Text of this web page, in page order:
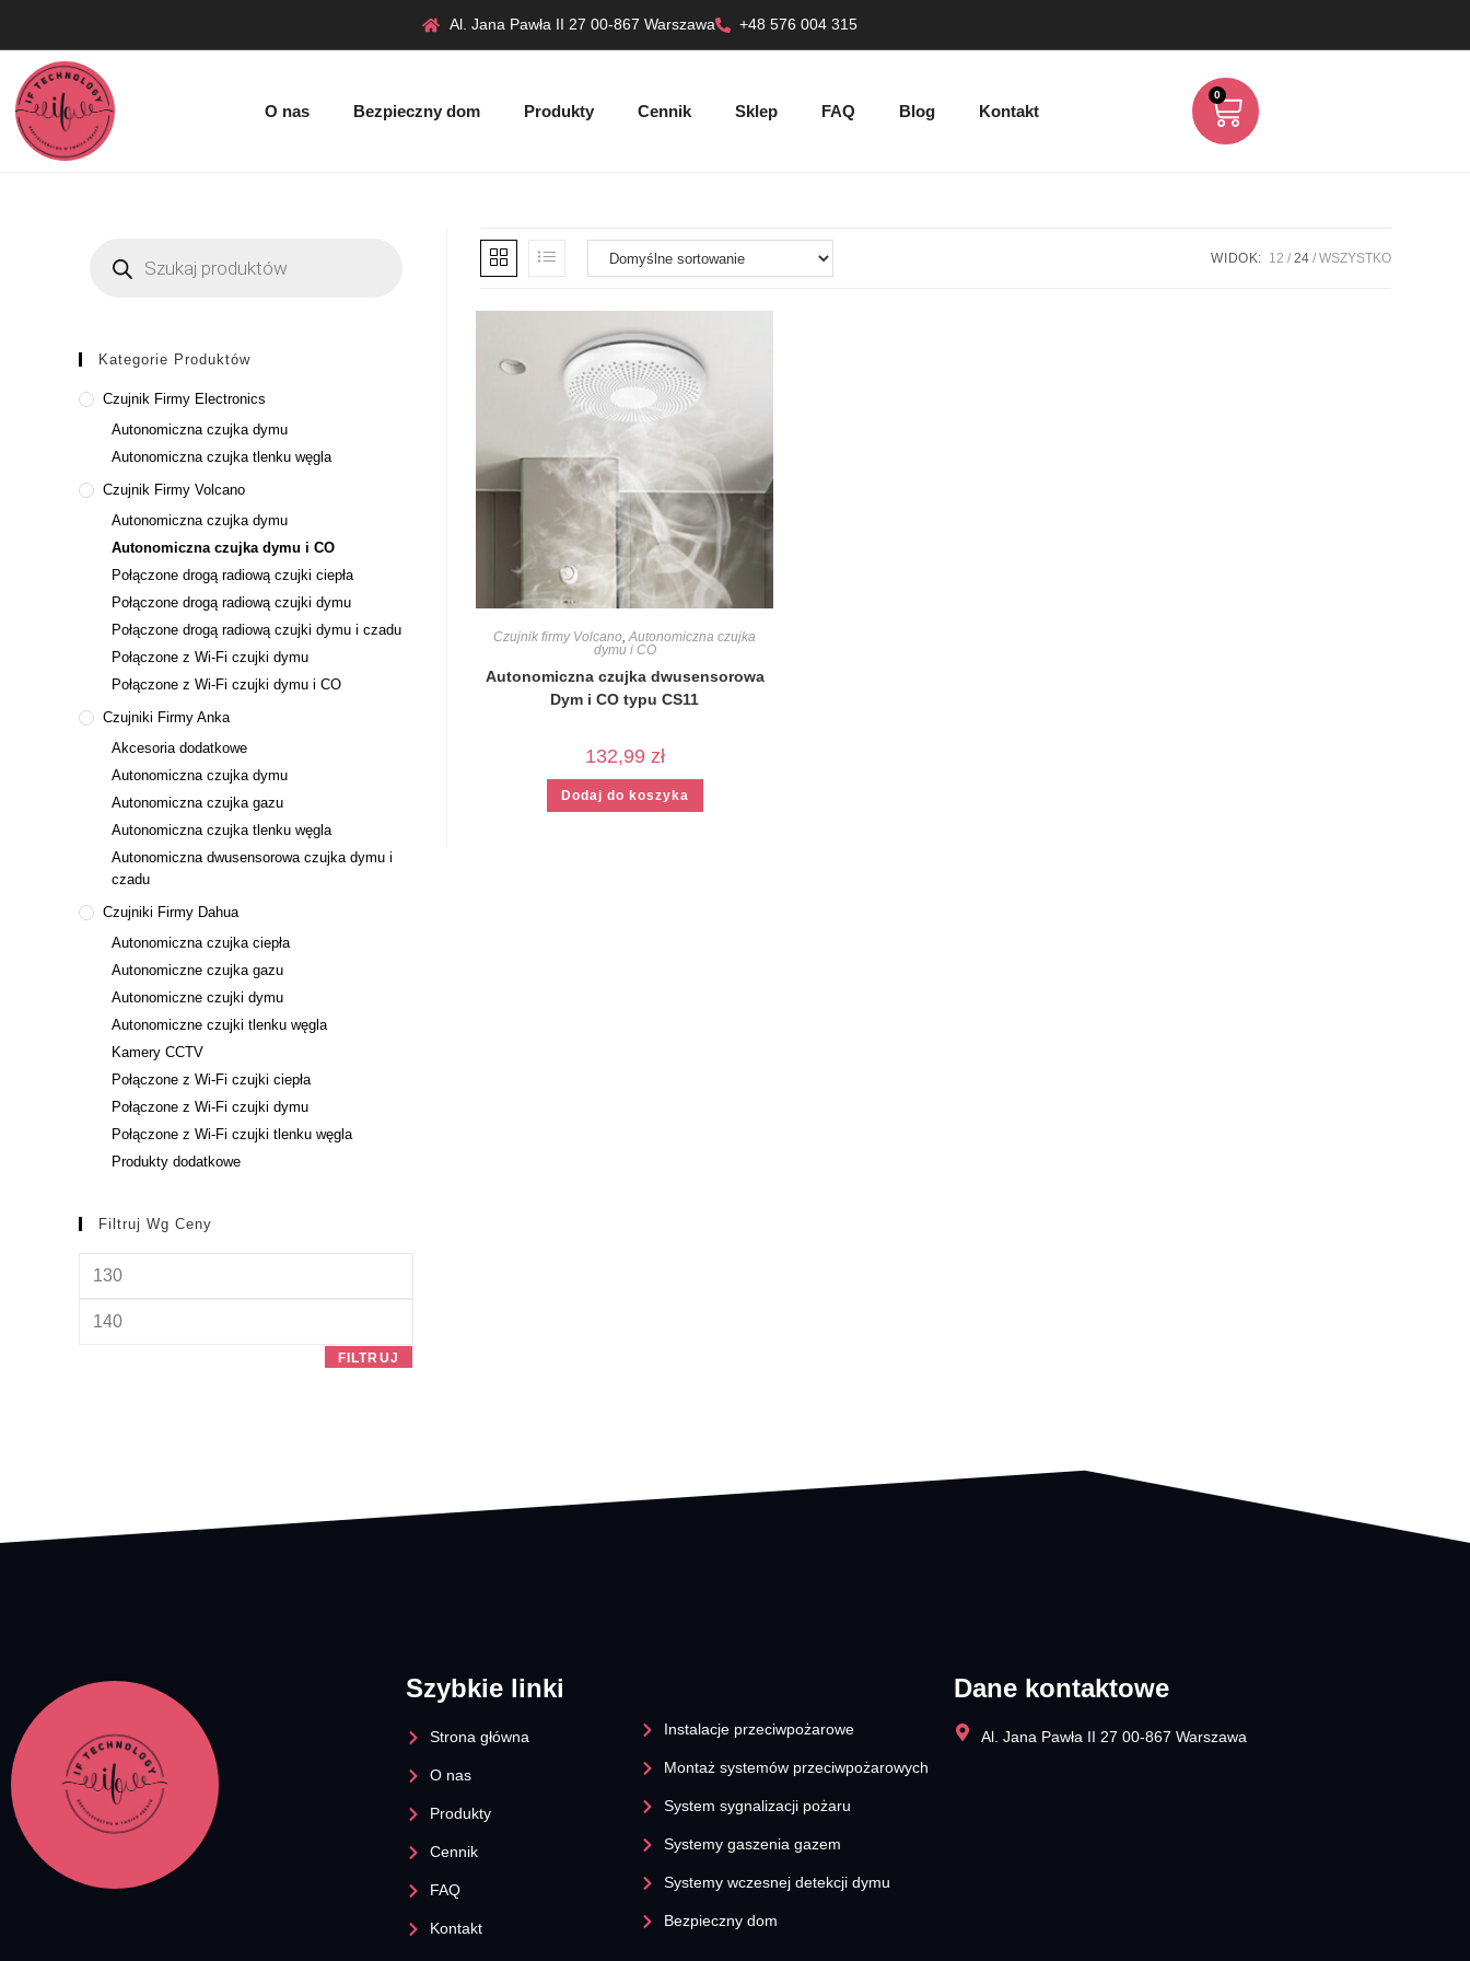
Al. Jana Pawła II 27 00-867 Warszawa +48 576 004 315
O nas Bezpieczny dom Produkty Cennik Sklep FAQ Blog Kontakt
0
WIDOK: 12 24 WSZYSTKO
Czujnik firmy Volcano,Autonomiczna czujka
dymu i CO
Autonomiczna czujka dwusensorowa
Dym i CO typu CS11
132,99 zł
Dodaj do koszyka
Kategorie Produktów
Czujnik Firmy Electronics
Autonomiczna czujka dymu
Autonomiczna czujka tlenku węgla
Czujnik Firmy Volcano
Autonomiczna czujka dymu
Autonomiczna czujka dymu i CO
Połączone drogą radiową czujki ciepła
Połączone drogą radiową czujki dymu
Połączone drogą radiową czujki dymu i czadu
Połączone z Wi-Fi czujki dymu
Połączone z Wi-Fi czujki dymu i CO
Czujniki Firmy Anka
Akcesoria dodatkowe
Autonomiczna czujka dymu
Autonomiczna czujka gazu
Autonomiczna czujka tlenku węgla
Autonomiczna dwusensorowa czujka dymu i
czadu
Czujniki Firmy Dahua
Autonomiczna czujka ciepła
Autonomiczne czujka gazu
Autonomiczne czujki dymu
Autonomiczne czujki tlenku węgla
Kamery CCTV
Połączone z Wi-Fi czujki ciepła
Połączone z Wi-Fi czujki dymu
Połączone z Wi-Fi czujki tlenku węgla
Produkty dodatkowe
Filtruj Wg Ceny
FILTRUJ
Szybkie linki
Strona główna
O nas
Produkty
Cennik
FAQ
Kontakt
Instalacje przeciwpożarowe
Montaż systemów przeciwpożarowych
System sygnalizacji pożaru
Systemy gaszenia gazem
Systemy wczesnej detekcji dymu​
Bezpieczny dom
Dane kontaktowe
Al. Jana Pawła II 27 00-867 Warszawa